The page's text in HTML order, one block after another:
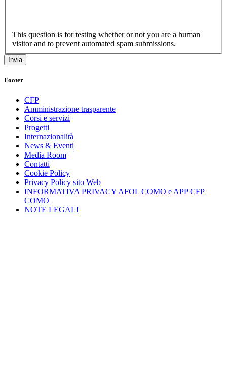
This question is for testing whether or not you are a human
visitor and to prevent automated spam submissions.
Footer
CFP
Amministrazione trasparente
Corsi e servizi
Progetti
Internazionalità
News & Eventi
Media Room
Contatti
Cookie Policy
Privacy Policy sito Web
INFORMATIVA PRIVACY AFOL COMO e APP CFP
COMO
NOTE LEGALI